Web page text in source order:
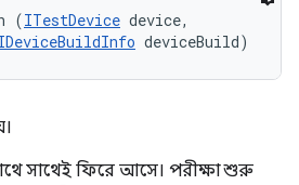
(ITestDevice device,
deviceBuild)
সাথেই ফিরে আসে। পরীক্ষা শুরু